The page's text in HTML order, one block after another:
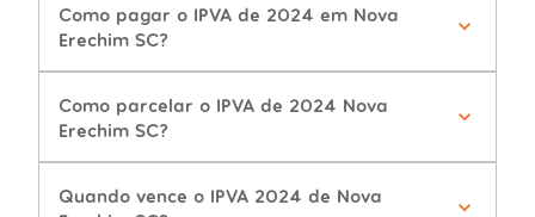
Como pagar o IPVA de 2024 em Nova
Erechim SC?
Como parcelar o IPVA de 2024 Nova
Erechim SC?
Quando vence o IPVA 2024 de Nova